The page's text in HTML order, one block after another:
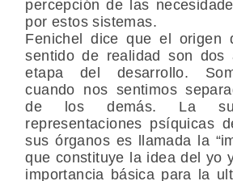
percepción de las
por estos sistemas.
Fenichel dice que el origen
sentido de realidad son dos
etapa del desarrollo.
cuando nos sentimos
de los demás. La
representaciones psíquicas
sus órganos es llamada la
que constituye la idea del yo
importancia básica para la